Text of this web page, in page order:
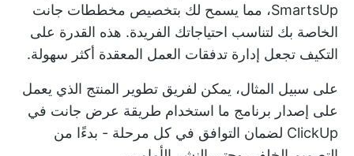
SmartsUp، مما يسمح لك بتخصيص مخططات جانت
الخاصة بك لتناسب احتياجاتك الفريدة. هذه القدرة على
التكيف تجعل إدارة تدفقات العمل المعقدة أكثر سهولة.
على سبيل المثال، يمكن لفريق تطوير المنتج الذي يعمل
على إصدار برنامج ما استخدام طريقة عرض جانت في
ClickUp لضمان التوافق في كل مرحلة - بدءًا من